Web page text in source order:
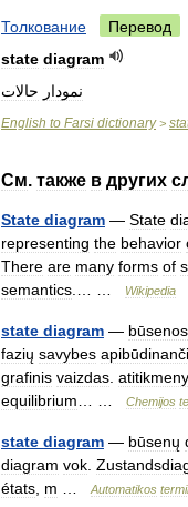
Толкование Перевод
state diagram
نمودار
English to Farsi dictionary>
См. также в других
State diagram — State
representing the behavior
There are many forms of
semantics
Wikipedia
state diagram — būsenos
fazių savybes
grafinis vaizdas
equilibrium
Chemijos
state diagram — būsenų
diagram vok
états m Automatikos